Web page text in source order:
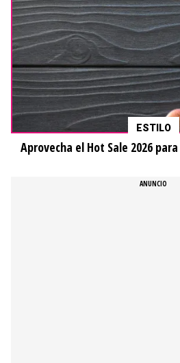
ESTILO
Aprovecha el Hot Sale 2026